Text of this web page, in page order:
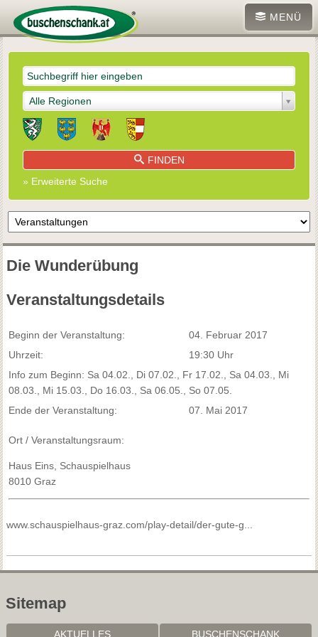
MENÜ
Alle Regionen
FINDEN
» Erweiterte Suche
Die Wunderübung
Veranstaltungsdetails
Beginn der Veranstaltung:
04. Februar 2017
Uhrzeit:
19:30 Uhr
Info zum Beginn: Sa 04.02., Di 07.02., Fr 17.02., Sa 04.03., Mi
08.03., Mi 15.03., Do 16.03., Sa 06.05., So 07.05.
Ende der Veranstaltung:
07. Mai 2017
Ort / Veranstaltungsraum:
Haus Eins, Schauspielhaus
8010 Graz
www.schauspielhaus-graz.com/play-detail/der-gute-g...
Sitemap
AKTUELLES BUSCHENSCHANK